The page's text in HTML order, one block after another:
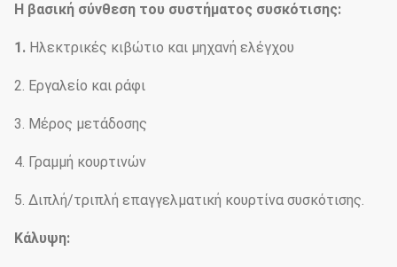
Η βασική σύνθεση του συστήματος συσκότισης:
1. Ηλεκτρικές κιβώτιο και μηχανή ελέγχου
2. Εργαλείο και ράφι
3. Μέρος μετάδοσης
4. Γραμμή κουρτινών
5. Διπλή/τριπλή επαγγελματική κουρτίνα συσκότισης.
Κάλυψη: